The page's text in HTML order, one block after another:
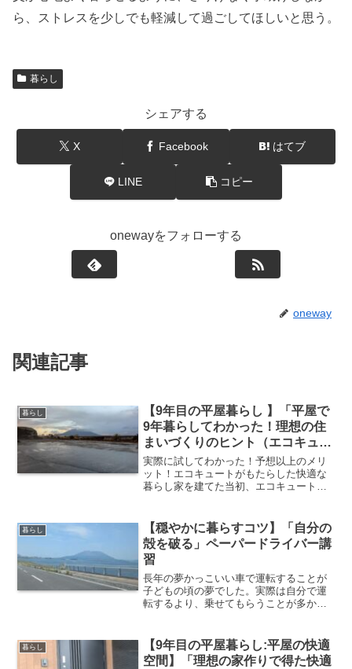
ら、ストレスを少しでも軽減して過ごしてほしいと思う。
暮らし
シェアする
X Facebook はてブ
LINE コピー
onewayをフォローする
oneway
関連記事
暮らし
【9年目の平屋暮らし 】「平屋で
9年暮らしてわかった！理想の住
まいづくりのヒント（エコキュー
ト）」
実際に試してわかった！予想以上のメリ
ット！エコキュートがもたらした快適な
暮らし家を建てた当初、エコキュートを
に来てもらったところ、実際に設置され
ていたのは電気温水器でし...
暮らし
【穏やかに暮らすコツ】「自分の
殻を破る」ペーパードライバー講
習
長年の夢かっこいい車で運転することが
子どもの頃の夢でした。実際は自分で運
転するより、乗せてもらうことが多かっ
便がよかったので必要性がありませんで
した。46歳になっ...
暮らし
【9年目の平屋暮らし:平屋の快適
空間】「理想の家作りで得た快適